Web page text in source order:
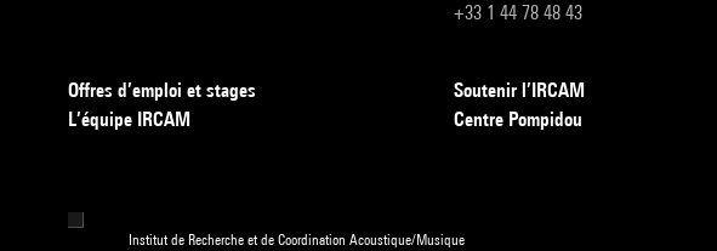
+33 1 44 78 48 43
Offres d’emploi et stages
L’équipe IRCAM
Soutenir l’IRCAM
Centre Pompidou
Institut de Recherche et de Coordination Acoustique/Musique